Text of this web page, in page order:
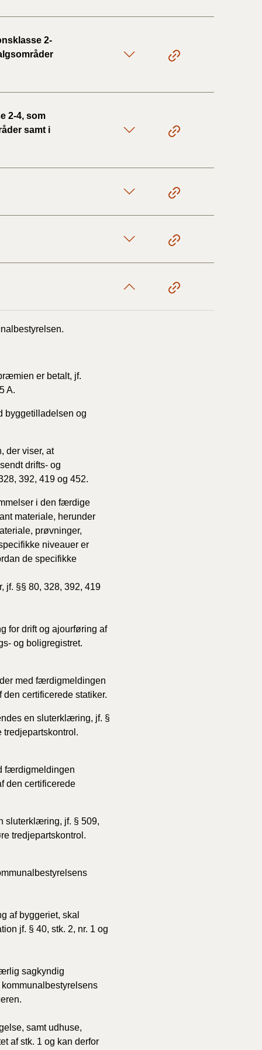
2-
2-4, som
samt i
er betalt, jf.
A.
byggetilladelsen og
der viser, at
drifts- og
392, 419 og 452.
i den færdige
materiale, herunder
prøvninger,
niveauer er
de specifikke
jf. §§ 80, 328, 392, 419
for drift og ajourføring af
og boligregistret.
med færdigmeldingen
certificerede statiker.
en sluterklæring, jf. §
tredjepartskontrol.
færdigmeldingen
den certificerede
sluterklæring, jf. § 509,
tredjepartskontrol.
af byggeriet, skal
jf. § 40, stk. 2, nr. 1 og
sagkyndig
samt udhuse,
af stk. 1 og kan derfor